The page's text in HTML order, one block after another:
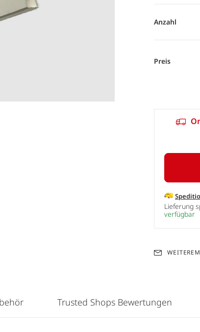
Anzahl
Preis
Lieferung
verfügbar
Trusted Shops Bewertungen